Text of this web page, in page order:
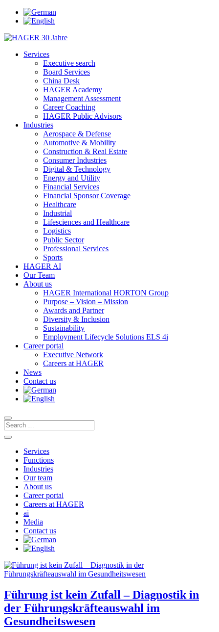
Services
Executive search
Board Services
China Desk
HAGER Academy
Management Assessment
Career Coaching
HAGER Public Advisors
Industries
Aerospace & Defense
Automotive & Mobility
Construction & Real Estate
Consumer Industries
Digital & Technology
Energy and Utility
Financial Services
Financial Sponsor Coverage
Healthcare
Industrial
Lifesciences and Healthcare
Logistics
Public Sector
Professional Services
Sports
HAGER AI
Our Team
About us
HAGER International HORTON Group
Purpose – Vision – Mission
Awards and Partner
Diversity & Inclusion
Sustainability
Employment Lifecycle Solutions ELS 4i
Career portal
Executive Network
Careers at HAGER
News
Contact us
Services
Functions
Industries
Our team
About us
Career portal
Careers at HAGER
ai
Media
Contact us
Führung ist kein Zufall – Diagnostik in
der Führungskräfteauswahl im
Gesundheitswesen